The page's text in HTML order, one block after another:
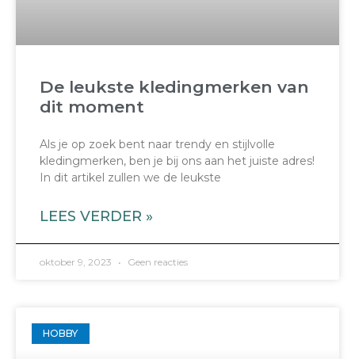
De leukste kledingmerken van
dit moment
Als je op zoek bent naar trendy en stijlvolle
kledingmerken, ben je bij ons aan het juiste adres!
In dit artikel zullen we de leukste
LEES VERDER »
oktober 9, 2023 Geen reacties
HOBBY